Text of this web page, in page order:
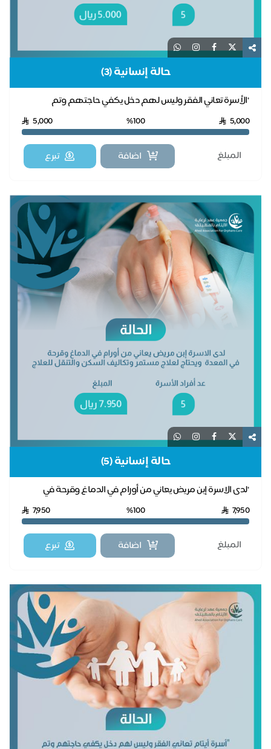
حالة إنسانية (3)
"الأسرة تعاني الفقر وليس لهم دخل يكفي حاجتهم وتم
تحذيرهم بفصل الكهرباء عنهم لعدم سداد الفاتورة لفتر...
5,000
%100
5,000
اضافة تبرع
حالة إنسانية (5)
"لدى الاسرة إبن مريض يعاني من أورام في الدماغ وقرحة في
المعدة ويحتاج لعلاج مستمر وتكاليف السكن وا...
7,950
%100
7,950
اضافة تبرع